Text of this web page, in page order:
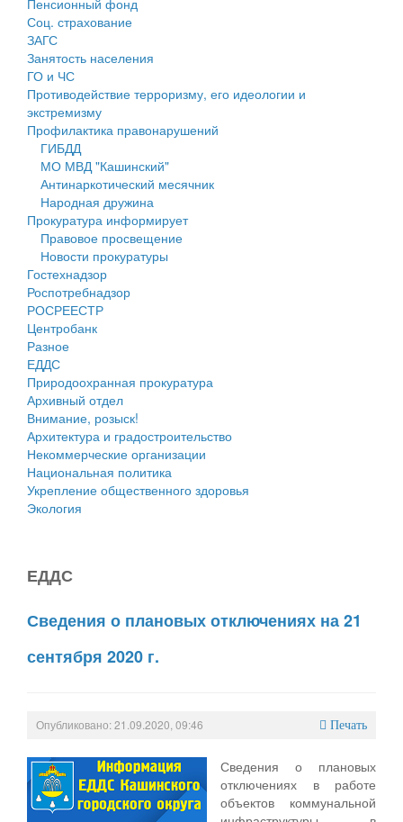
Персональные данные
Оценка регулирующего воздействия
Деятельность МУ
Нормативы градостроительного проектирования
Правила землепользования и застройки
Генеральные планы
Проекты планировки территории
Собрание депутатов
Городское поселение
Сельские поселения
Соц. страхование
ЗАГС
Занятость населения
ГО и ЧС
Противодействие терроризму, его идеологии и
экстремизму
Профилактика правонарушений
ГИБДД
МО МВД "Кашинский"
Антинаркотический месячник
Народная дружина
Прокуратура информирует
Правовое просвещение
Новости прокуратуры
Гостехнадзор
Роспотребнадзор
РОСРЕЕСТР
Центробанк
Разное
ЕДДС
Природоохранная прокуратура
Архивный отдел
Внимание, розыск!
Архитектура и градостроительство
Некоммерческие организации
Национальная политика
Укрепление общественного здоровья
Экология
ЕДДС
Сведения о плановых отключениях на 21
сентября 2020 г.
Опубликовано: 21.09.2020, 09:46 Печать
Сведения о плановых
отключениях в работе
объектов коммунальной